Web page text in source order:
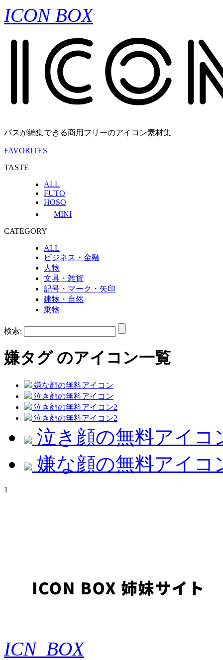
ICON BOX
パスが編集できる商用フリーのアイコン素材集
FAVORITES
TASTE
ALL
FUTO
HOSO
MINI
CATEGORY
ALL
ビジネス・金融
人物
文具・雑貨
記号・マーク・矢印
建物・自然
乗物
検索:
嫌タグ のアイコン一覧
嫌な顔の無料アイコン
泣き顔の無料アイコン
泣き顔の無料アイコン2
泣き顔の無料アイコン2
泣き顔の無料アイコ
嫌な顔の無料アイコ
1
ICN_BOX